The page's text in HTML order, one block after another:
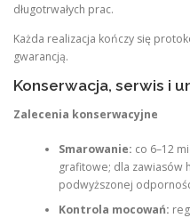
długotrwałych prac.
Każda realizacja kończy się
gwarancją.
Konserwacja, serwis i
Zalecenia konserwacyjne
Smarowanie: co 6–12
grafitowe; dla zawiasów
podwyższonej
Kontrola mocowań: